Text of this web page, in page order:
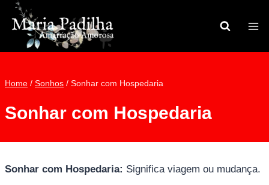
Pular
para
Conteúdo
Home / Sonhos / Sonhar com Hospedaria
Sonhar com Hospedaria
Sonhar com Hospedaria: Significa viagem ou mudança.